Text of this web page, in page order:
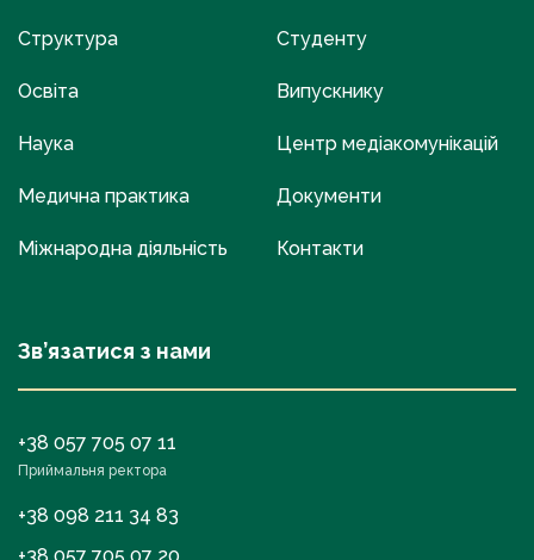
Структура
Освіта
Наука
Медична практика
Міжнародна діяльність
Студенту
Випускнику
Центр медіакомунікацій
Документи
Контакти
Зв’язатися з нами
+38 057 705 07 11
Приймальня ректора
+38 098 211 34 83